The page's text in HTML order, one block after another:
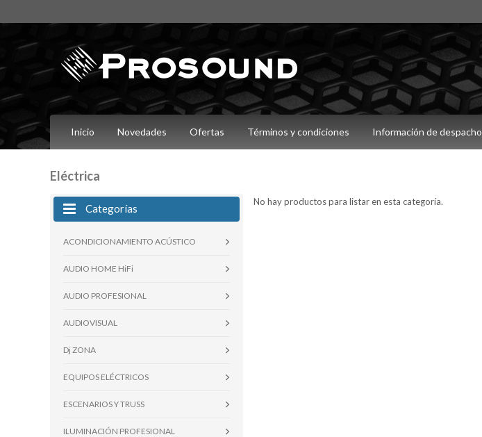
Inicio Novedades Ofertas Términos y condiciones Información de despacho
Eléctrica
Categorías
ACONDICIONAMIENTO ACÚSTICO
AUDIO HOME HiFi
AUDIO PROFESIONAL
AUDIOVISUAL
Dj ZONA
EQUIPOS ELÉCTRICOS
ESCENARIOS Y TRUSS
ILUMINACIÓN PROFESIONAL
No hay productos para listar en esta categoría.